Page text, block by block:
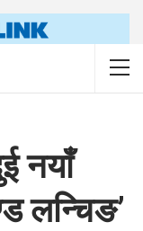
नयाँ
लन्चिङ’